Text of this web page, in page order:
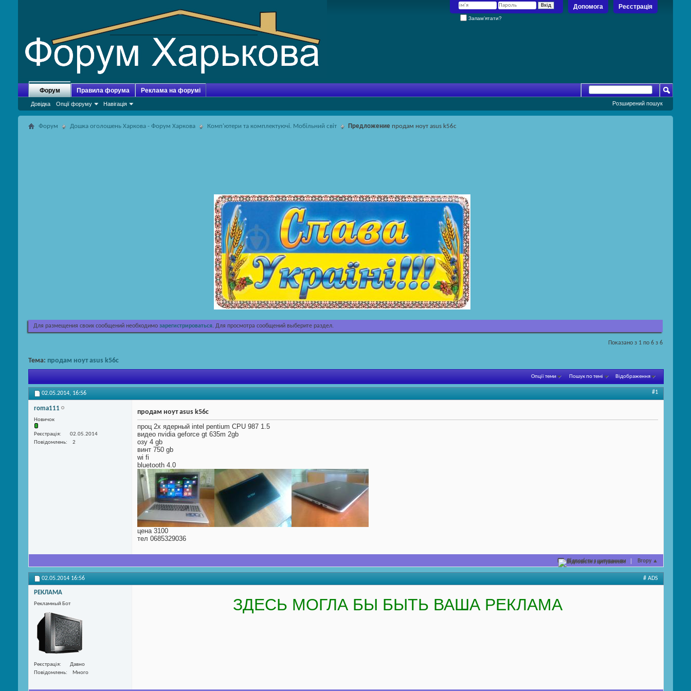
Реєстрація
Допомога
Запам’ятати?
Форум
Довідка Опції форуму Навігація
Правила форума Реклама на форумі
Розширений пошук
Форум Дошка оголошень Харкова - Форум Харкова Комп'ютери та комплектуючі. Мобільний світ Предложение продам ноут asus k56c
Для размещения своих сообщений необходимо зарегистрироваться. Для просмотра сообщений выберите раздел.
Показано з 1 по 6 з 6
Тема: продам ноут asus k56c
Опції теми Пошук по темі Відображення
02.05.2014, 16:56 #1
roma111
Новичок
Реєстрація
02.05.2014
Повідомлень
2
продам ноут asus k56c
проц 2х ядерный intel pentium CPU 987 1.5
видео nvidia geforce gt 635m 2gb
озу 4 gb
винт 750 gb
wi fi
bluetooth 4.0
цена 3100
тел 0685329036
Відповісти з цитуванням Вгору ▲
02.05.2014 16:56 # ADS
РЕКЛАМА
Рекламный Бот
Реєстрація
Давно
Повідомлень
Много
ЗДЕСЬ МОГЛА БЫ БЫТЬ ВАША РЕКЛАМА